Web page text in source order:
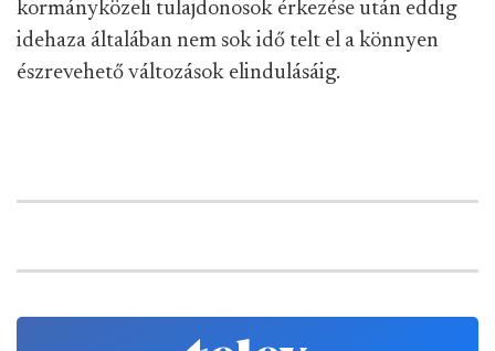
kormányközeli tulajdonosok érkezése után eddig
idehaza általában nem sok idő telt el a könnyen
észrevehető változások elindulásáig.